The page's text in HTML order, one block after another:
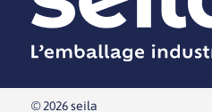
© 2026 seila